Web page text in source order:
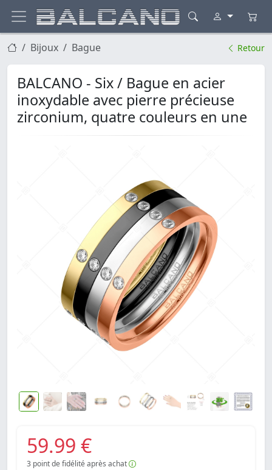
Bijoux Bague Retour
BALCANO - Six / Bague en acier
inoxydable avec pierre précieuse
zirconium, quatre couleurs en une
59.99 €
3 point de fidélité après achat